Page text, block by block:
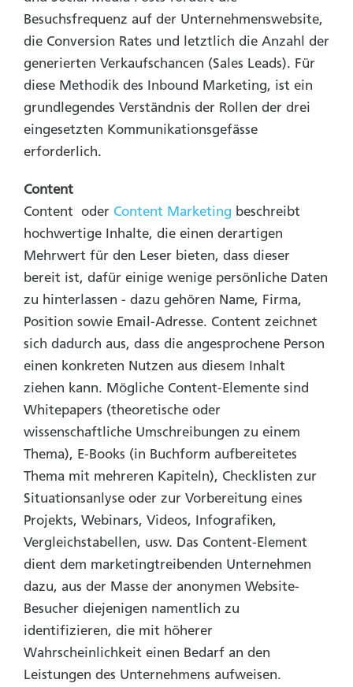
Besuchsfrequenz auf der Unternehmenswebsite,
die Conversion Rates und letztlich die Anzahl der
generierten Verkaufschancen (Sales Leads). Für
diese Methodik des Inbound Marketing, ist ein
grundlegendes Verständnis der Rollen der drei
eingesetzten Kommunikationsgefässe
erforderlich.
Content
Content oder Content Marketing beschreibt
hochwertige Inhalte, die einen derartigen
Mehrwert für den Leser bieten, dass dieser
bereit ist, dafür einige wenige persönliche Daten
zu hinterlassen - dazu gehören Name, Firma,
Position sowie Email-Adresse. Content zeichnet
sich dadurch aus, dass die angesprochene Person
einen konkreten Nutzen aus diesem Inhalt
ziehen kann. Mögliche Content-Elemente sind
Whitepapers (theoretische oder
wissenschaftliche Umschreibungen zu einem
Thema), E-Books (in Buchform aufbereitetes
Thema mit mehreren Kapiteln), Checklisten zur
Situationsanlyse oder zur Vorbereitung eines
Projekts, Webinars, Videos, Infografiken,
Vergleichstabellen, usw. Das Content-Element
dient dem marketingtreibenden Unternehmen
dazu, aus der Masse der anonymen Website-
Besucher diejenigen namentlich zu
identifizieren, die mit höherer
Wahrscheinlichkeit einen Bedarf an den
Leistungen des Unternehmens aufweisen.